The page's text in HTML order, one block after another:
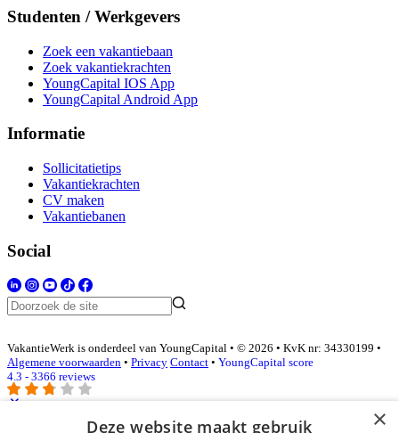
Studenten / Werkgevers
Zoek een vakantiebaan
Zoek vakantiekrachten
YoungCapital IOS App
YoungCapital Android App
Informatie
Sollicitatietips
Vakantiekrachten
CV maken
Vakantiebanen
Social
VakantieWerk is onderdeel van YoungCapital • © 2026 • KvK nr: 34330199 •
Algemene voorwaarden • Privacy Contact • YoungCapital score
4.3 - 3366 reviews
×
Deze website maakt gebruik